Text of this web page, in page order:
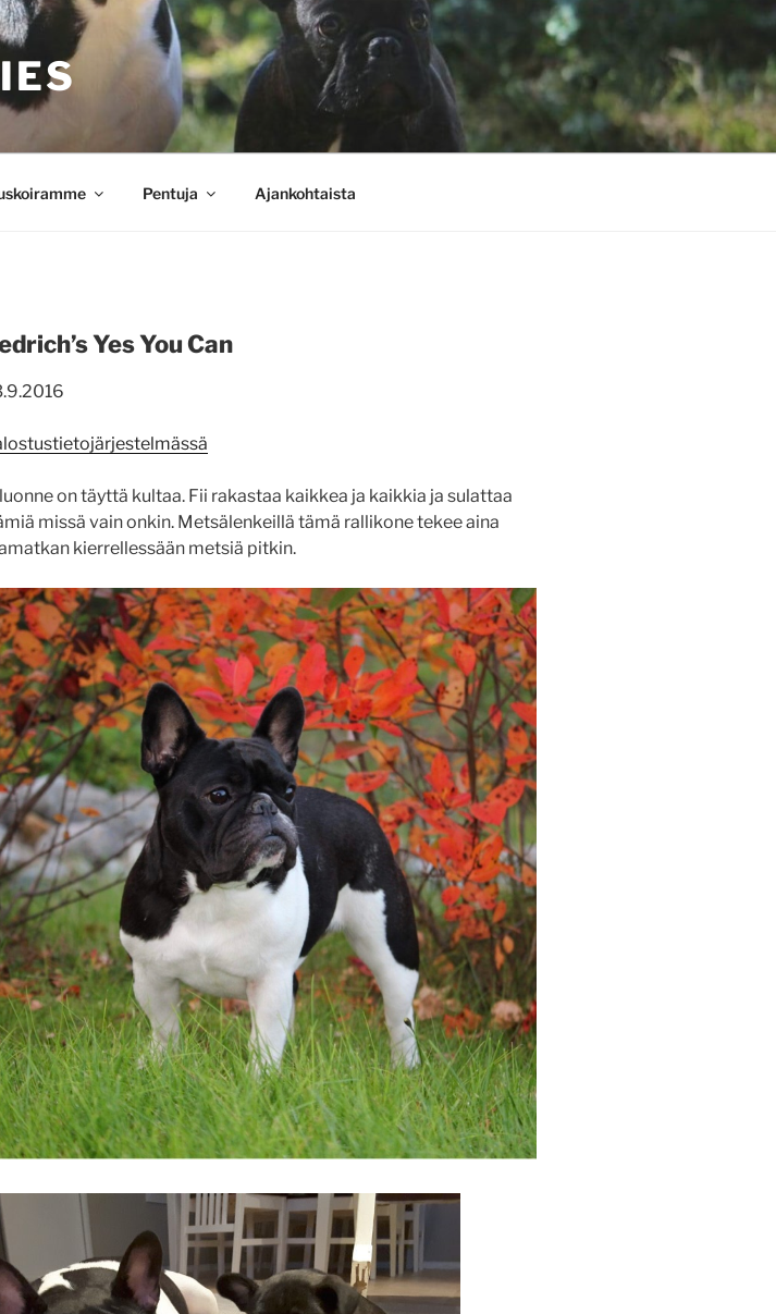
Pentuja Ajankohtaista
Yes You Can
on täyttä kultaa. Fii rakastaa kaikkea ja kaikkia ja sulattaa
missä vain onkin. Metsälenkeillä tämä rallikone tekee aina
kierrellessään metsiä pitkin.